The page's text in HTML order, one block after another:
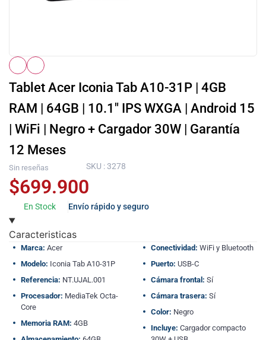
Tablet Acer Iconia Tab A10-31P | 4GB
RAM | 64GB | 10.1″ IPS WXGA | Android 15
| WiFi | Negro + Cargador 30W | Garantía
12 Meses
Sin reseñas SKU : 3278
$699.900
En Stock Envío rápido y seguro
Caracteristicas
Marca: Acer
Modelo: Iconia Tab A10-31P
Referencia: NT.UJAL.001
Procesador: MediaTek Octa-
Core
Memoria RAM: 4GB
Conectividad: WiFi y Bluetooth
Puerto: USB-C
Cámara frontal: Sí
Cámara trasera: Sí
Color: Negro
Incluye: Cargador compacto